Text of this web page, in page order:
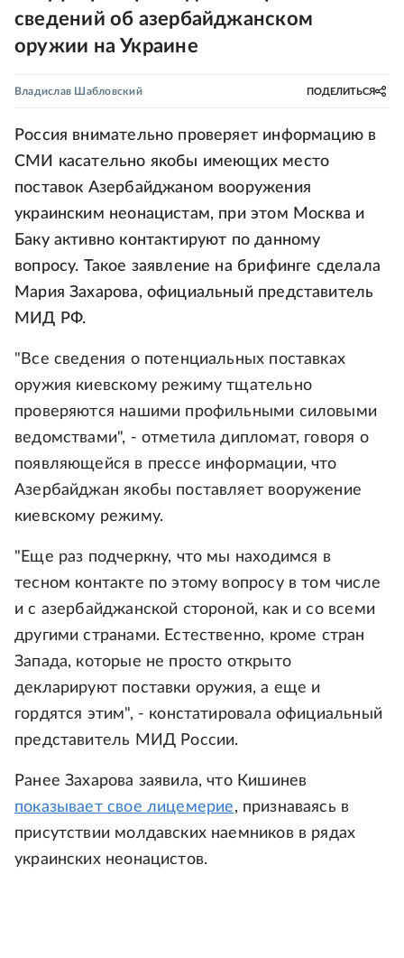
сведений об азербайджанском
оружии на Украине
Владислав Шабловский ПОДЕЛИТЬСЯ
Россия внимательно проверяет информацию в
СМИ касательно якобы имеющих место
поставок Азербайджаном вооружения
украинским неонацистам, при этом Москва и
Баку активно контактируют по данному
вопросу. Такое заявление на брифинге сделала
Мария Захарова, официальный представитель
МИД РФ.
"Все сведения о потенциальных поставках
оружия киевскому режиму тщательно
проверяются нашими профильными силовыми
ведомствами", - отметила дипломат, говоря о
появляющейся в прессе информации, что
Азербайджан якобы поставляет вооружение
киевскому режиму.
"Еще раз подчеркну, что мы находимся в
тесном контакте по этому вопросу в том числе
и с азербайджанской стороной, как и со всеми
другими странами. Естественно, кроме стран
Запада, которые не просто открыто
декларируют поставки оружия, а еще и
гордятся этим", - констатировала официальный
представитель МИД России.
Ранее Захарова заявила, что Кишинев
показывает свое лицемерие, признаваясь в
присутствии молдавских наемников в рядах
украинских неонацистов.